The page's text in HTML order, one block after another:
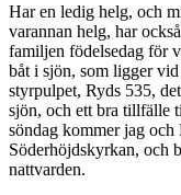
Har en ledig helg, och
varannan helg, har
familjen födelsedag för
båt i sjön, som ligger
styrpulpet, Ryds 535,
sjön, och ett bra tillfälle
söndag kommer jag
Söderhöjdskyrkan, och
nattvarden.